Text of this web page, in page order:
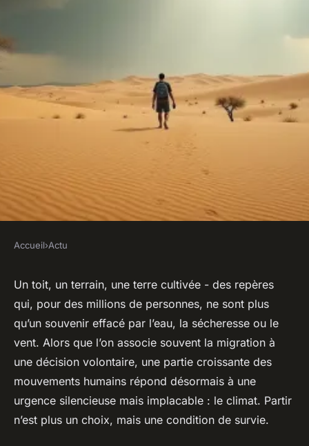
Urgence climatique :
comprendre le phénomène
des réfugiés climatiques
Gordon•26/06/2026 11:07 •8 min de lecture
Accueil›Actu
Un toit, un terrain, une terre cultivée - des repères
qui, pour des millions de personnes, ne sont plus
qu’un souvenir effacé par l’eau, la sécheresse ou le
vent. Alors que l’on associe souvent la migration à
une décision volontaire, une partie croissante des
mouvements humains répond désormais à une
urgence silencieuse mais implacable : le climat. Partir
n’est plus un choix, mais une condition de survie.